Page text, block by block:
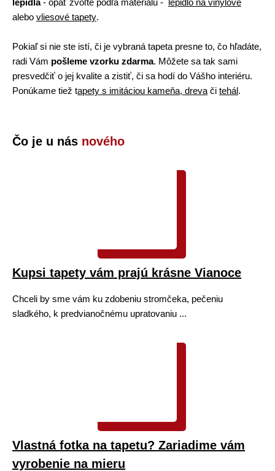
lepidla- opäť zvoľte podľa materiálu -
lepidlo na vinylové
alebo vliesové tapety.
Pokiaľ si nie ste istí, či je vybraná tapeta presne to, čo hľadáte,
radi Vám pošleme vzorku zdarma. Môžete sa tak sami
presvedčiť o jej kvalite a zistiť, či sa hodí do Vášho interiéru.
Ponúkame tiež tapety s imitáciou kameňa, dreva či tehál.
Čo je u nás nového
Kupsi tapety vám prajú krásne Vianoce
Chceli by sme vám ku zdobeniu stromčeka, pečeniu
sladkého, k predvianočnému upratovaniu ...
Vlastná fotka na tapetu? Zariadime vám
vyrobenie na mieru